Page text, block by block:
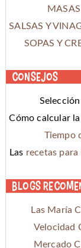
MASAS
SALSAS Y
SOPAS Y
Consejos
Cómo calcular la
Tiempo
Las recetas
Blogs
Las María
Velocidad
Mercado